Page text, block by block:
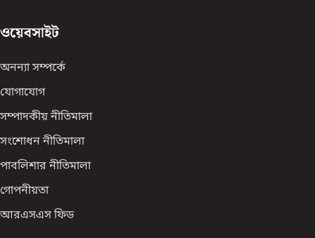
ওয়েবসাইট
অনন্যা সম্পর্কে
যোগাযোগ
সম্পাদকীয় নীতিমালা
সংশোধন নীতিমালা
পাবলিশার নীতিমালা
গোপনীয়তা
আরএসএস ফিড